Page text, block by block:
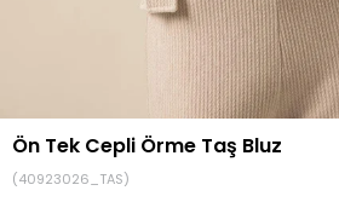
Ön Tek Cepli Örme Taş Bluz
(40923026_TAS)